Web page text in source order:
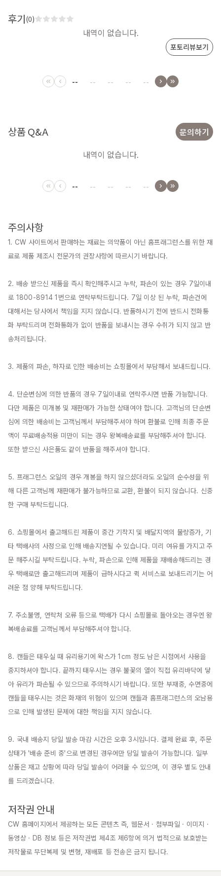
후기(0)
내역이 없습니다.
포토리뷰보기
-- -- -- -- --
상품 Q&A
문의하기
내역이 없습니다.
-- -- -- -- --
주의사항
1. CW 사이트에서 판매하는 재료는 의약품이 아닌 홈프래그런스를 위한 재
료로 제품 제조시 전문가의 권장사항에 따르시기 바랍니다.
2. 배송 받으신 제품을 즉시 확인해주시고 누락, 파손이 있는 경우 7일이내
로 1800-8914 1번으로 연락부탁드립니다. 7일 이상 된 누락, 파손건에
대해서는 당사에서 책임을 지지 않습니다. 반품하시기 전에 반드시 전화통
화 부탁드리며 전화통화가 없이 반품을 보내시는 경우 수취가 되지 않고 반
송처리됩니다.
3. 제품의 파손, 하자로 인한 배송비는 쇼핑몰에서 부담해서 보내드립니다.
4. 단순변심에 의한 반품의 경우 7일이내로 연락주시면 반품 가능합니다.
다만 제품은 미개봉 및 재판매가 가능한 상태여야 합니다. 고객님의 단순변
심에 의한 배송비는 고객님께서 부담해주셔야 하며 환불로 인해 최종 주문
액이 무료배송적용 미만이 되는 경우 왕복배송료를 부담해주셔야 합니다.
또한 받으신 사은품도 같이 반품을 해주셔야 합니다.
5. 프래그런스 오일의 경우 개봉을 하지 않으셨더라도 오일의 순수성을 위
해 다른 고객님께 재판매가 불가능하므로 교환, 환불이 되지 않습니다. 신중
한 구매 부탁드립니다.
6. 쇼핑몰에서 출고해드린 제품이 중간 기착지 및 배달지역의 물량증가, 기
타 택배사의 사정으로 인해 배송지연될 수 있습니다. 미리 여유를 가지고 주
문 해주시길 부탁드립니다. 누락, 파손으로 인해 제품을 재배송해드리는 경
우 택배로만 출고해드리며 제품이 급하시다고 퀵 서비스로 보내드리기는 어
려운 점 양해 부탁드립니다.
7. 주소불명, 연락처 오류 등으로 택배가 다시 쇼핑몰로 돌아오는 경우엔 왕
복배송료를 고객님께서 부담해주셔야 합니다.
8. 캔들은 태우실 때 유리용기에 왁스가 1cm 정도 남은 시점에서 사용을
중지하셔야 합니다. 끝까지 태우시는 경우 불꽃의 열이 직접 유리바닥에 닿
아 유리가 파손될 수 있으므로 주의하시기 바랍니다. 또한 부재중, 수면중에
캔들을 태우시는 것은 화재의 위험이 있으며 캔들과 홈프래그런스의 오남용
으로 인해 발생된 문제에 대한 책임을 지지 않습니다.
9. 국내 배송지 당일 발송 마감 시간은 오후 3시입니다. 결제 완료 후, 주문
상태가 '배송 준비 중'으로 변경된 경우에만 당일 발송이 가능합니다. 일부
상품은 재고 상황에 따라 당일 발송이 어려울 수 있으며, 이 경우 별도 안내
를 드리겠습니다.
저작권 안내
CW 홈페이지에서 제공하는 모든 콘텐츠 즉, 웹문서 · 첨부파일 · 이미지 ·
동영상 · DB 정보 등은 저작권법 제4조 제6항에 의거 법적으로 보호받는
저작물로 무단복제 및 변형, 재배포 등 전송은 금지 됩니다.